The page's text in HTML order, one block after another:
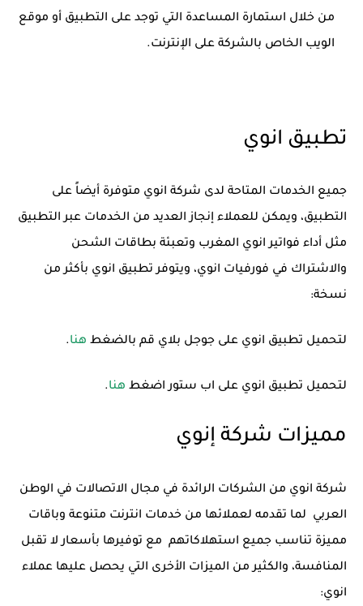
من خلال استمارة المساعدة التي توجد على التطبيق أو موقع
الويب الخاص بالشركة على الإنترنت.
تطبيق انوي
جميع الخدمات المتاحة لدى شركة انوي متوفرة أيضاً على
التطبيق، ويمكن للعملاء إنجاز العديد من الخدمات عبر التطبيق
مثل أداء فواتير انوي المغرب وتعبئة بطاقات الشحن
والاشتراك في فورفيات انوي، ويتوفر تطبيق انوي بأكثر من
نسخة:
لتحميل تطبيق انوي على جوجل بلاي قم بالضغط هنا.
لتحميل تطبيق انوي على اب ستور اضغط هنا.
مميزات شركة إنوي
شركة انوي من الشركات الرائدة في مجال الاتصالات في الوطن
العربي لما تقدمه لعملائها من خدمات انترنت متنوعة وباقات
مميزة تناسب جميع استهلاكاتهم مع توفيرها بأسعار لا تقبل
المنافسة، والكثير من الميزات الأخرى التي يحصل عليها عملاء
انوي: